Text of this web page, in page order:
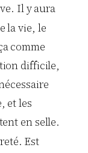
Il y aura
la vie, le
comme
difficile,
et les
en selle.
Est